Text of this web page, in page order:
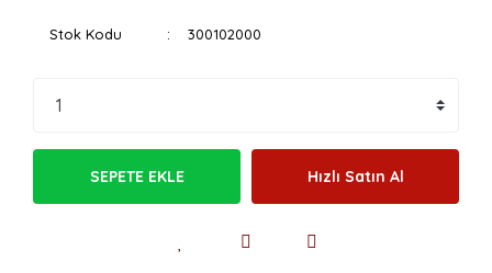
Stok Kodu 300102000
SEPETE EKLE Hızlı Satın Al